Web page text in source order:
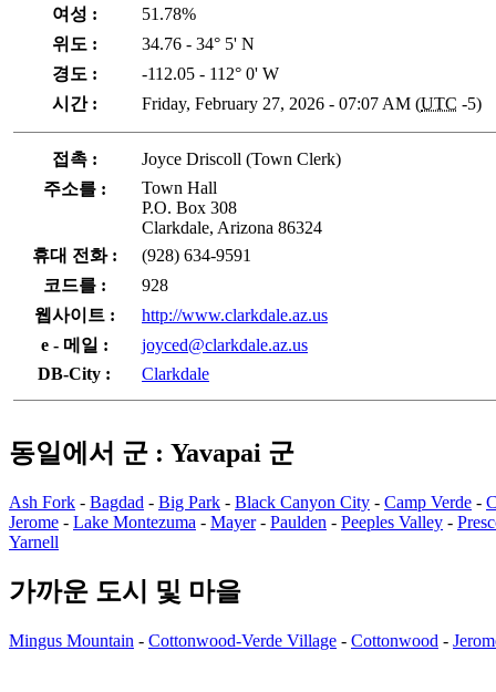
여성 :
51.78%
위도 :
34.76 - 34° 5' N
경도 :
-112.05 - 112° 0' W
시간 :
Friday, February 27, 2026 - 07:07 AM (UTC -5)
접촉 :
Joyce Driscoll (Town Clerk)
주소를 :
Town Hall
P.O. Box 308
Clarkdale, Arizona 86324
휴대 전화 :
(928) 634-9591
코드를 :
928
웹사이트 :
http://www.clarkdale.az.us
e - 메일 :
joyced@clarkdale.az.us
DB-City :
Clarkdale
동일에서 군 : Yavapai 군
Ash Fork - Bagdad - Big Park - Black Canyon City - Camp Verde -
Jerome - Lake Montezuma - Mayer- Paulden - Peeples Valley -
Yarnell
가까운 도시 및 마을
Mingus Mountain - Cottonwood-Verde Village - Cottonwood -